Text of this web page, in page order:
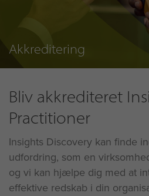
Akkreditering
Bliv akkrediteret
Practitioner
Insights Discovery kan finde
udfordring, som en
og vi kan hjælpe dig med at
effektive redskab i din